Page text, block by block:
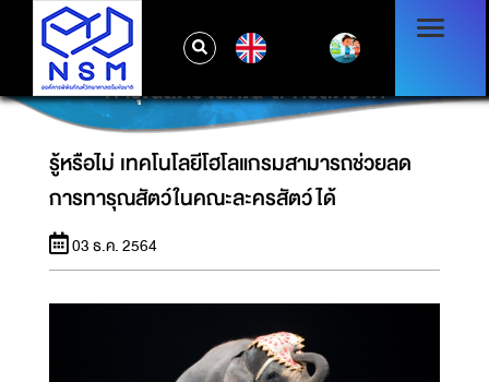
รู้หรือไม่ เทคโนโลยีโฮโลแกรมสามารถช่วยลดการ
ทารุณสัตว์ในคณะละครสัตว์ได้
รู้หรือไม่ เทคโนโลยีโฮโลแกรมสามารถช่วยลด
การทารุณสัตว์ในคณะละครสัตว์ได้
03 ธ.ค. 2564